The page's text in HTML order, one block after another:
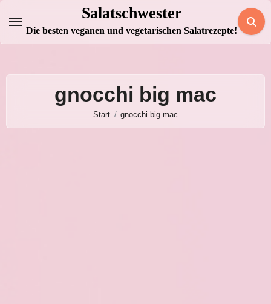
Inhalt
springen
Salatschwester
Die besten veganen und vegetarischen Salatrezepte!
gnocchi big mac
Start gnocchi big mac